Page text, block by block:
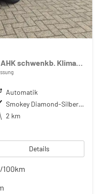
1.0 TSI 115PS DSG Selection AHK schwenkb. Klimaautomatik Sitzheizung PDC Rückf.Kamera Apple CarPlay Android Auto
Automatik
Smokey Diamond-Silber Metallic
2 km
Details
100km